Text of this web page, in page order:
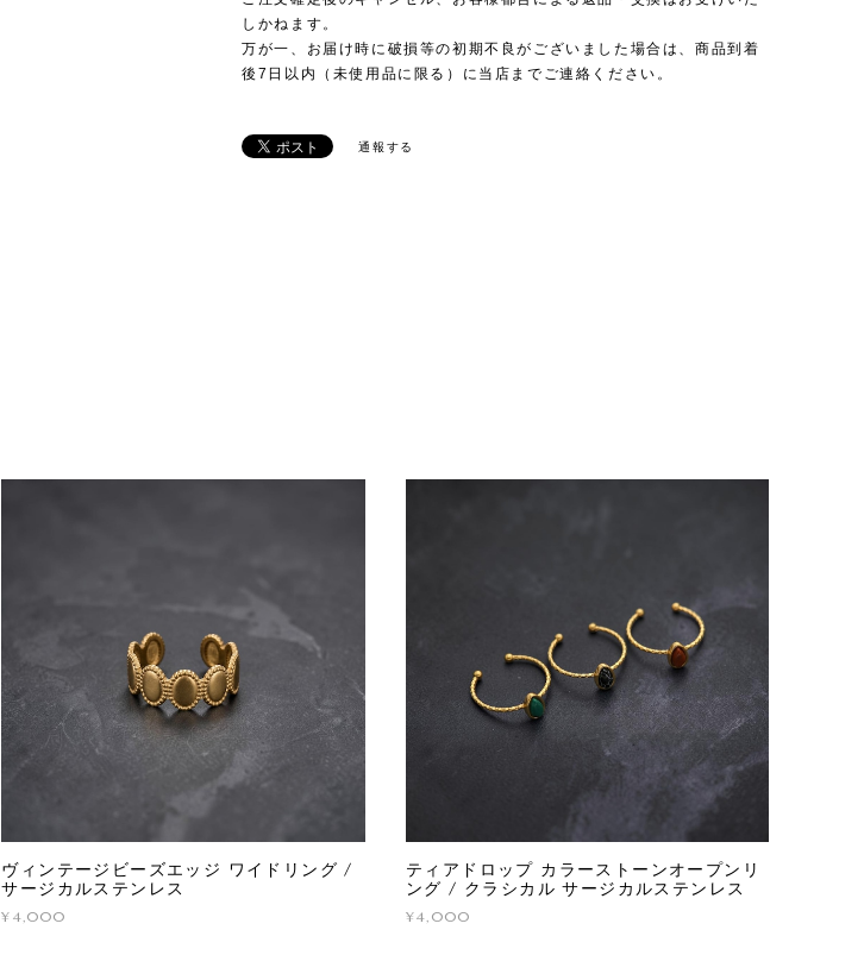
しかねます。
万が一、お届け時に破損等の初期不良がございました場合は、商品到着
後7日以内（未使用品に限る）に当店までご連絡ください。
通報する
ヴィンテージビーズエッジ ワイドリング /
サージカルステンレス
¥4,000
ティアドロップ カラーストーンオープンリ
ング / クラシカル サージカルステンレス
¥4,000